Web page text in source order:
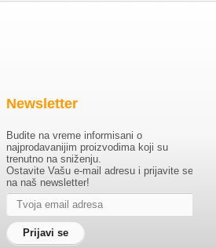
Newsletter
Budite na vreme informisani o
najprodavanijim proizvodima koji su
trenutno na sniženju.
Ostavite Vašu e-mail adresu i prijavite se
na naš newsletter!